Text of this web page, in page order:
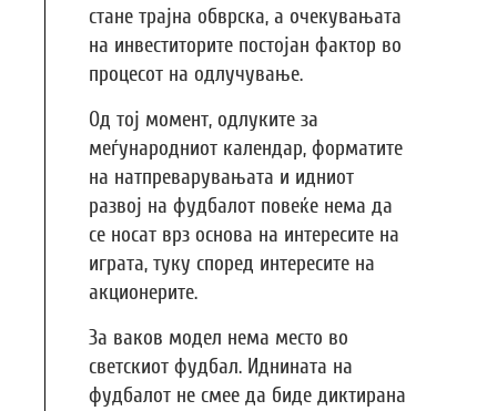
стане трајна обврска, а очекувањата
на инвеститорите постојан фактор во
процесот на одлучување.
Од тој момент, одлуките за
меѓународниот календар, форматите
на натпреварувањата и идниот
развој на фудбалот повеќе нема да
се носат врз основа на интересите на
играта, туку според интересите на
акционерите.
За ваков модел нема место во
светскиот фудбал. Иднината на
фудбалот не смее да биде диктирана